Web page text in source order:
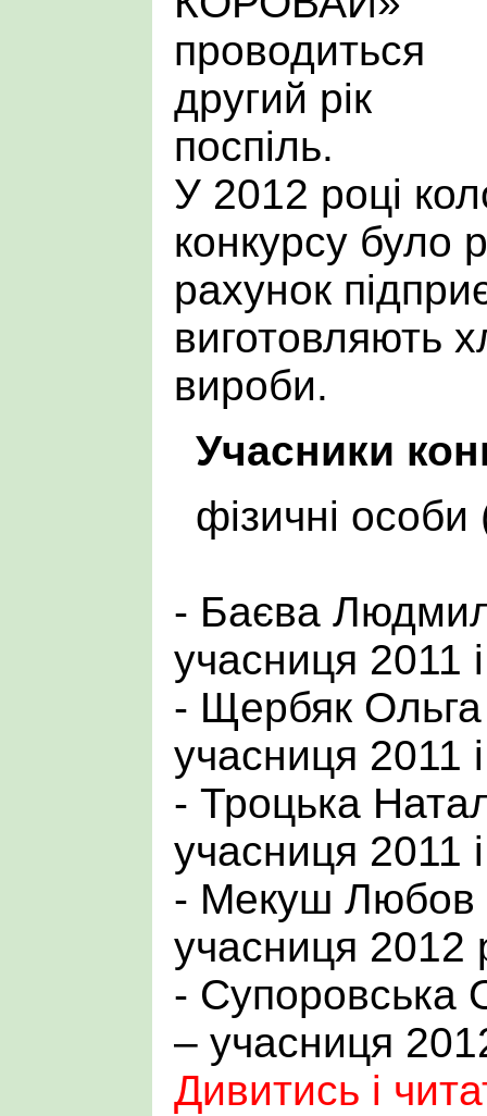
проводиться
другий рік
поспіль.
У 2012 році
конкурсу було
рахунок
виготовляють
вироби.
Учасники
фізичні особи
- Баєва
учасниця 2011
- Щербяк Ольга
учасниця 2011
- Троцька
учасниця 2011
- Мекуш Любов
учасниця 2012
- Супоровська
– учасниця
Дивитись і